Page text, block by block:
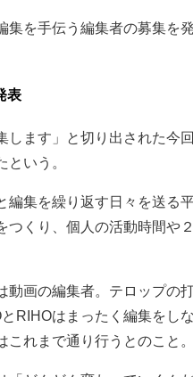
集を手伝う編集者の募集を発
表
します」と切り出された今
という。
編集を繰り返す日々を送る
つくり、個人の活動時間や
動画の編集者。テロップの
RIHOはまったく編集をし
これまで通り行うとのこと。